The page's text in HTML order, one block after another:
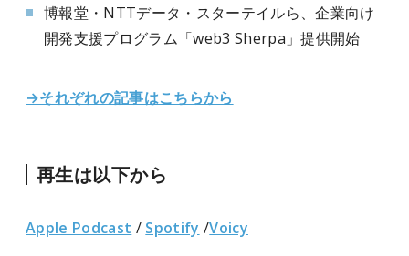
博報堂・NTTデータ・スターテイルら、企業向け
開発支援プログラム「web3 Sherpa」提供開始
→それぞれの記事はこちらから
再生は以下から
Apple Podcast / Spotify /Voicy